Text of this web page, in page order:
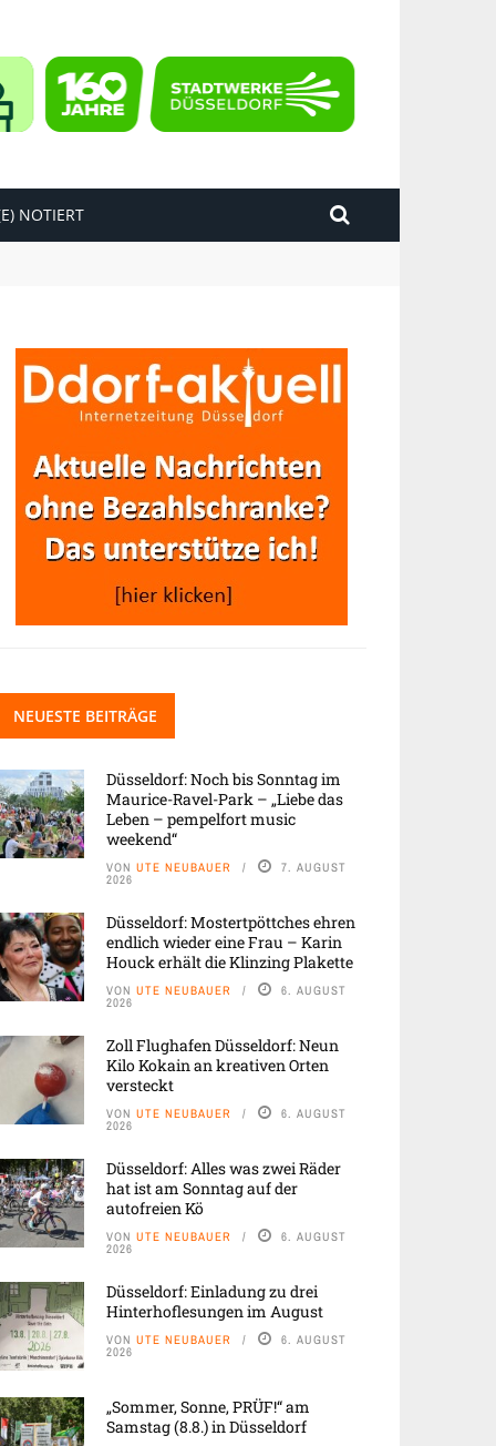
NOTIERT
NEUESTE BEITRÄGE
Düsseldorf: Noch bis Sonntag im
Maurice-Ravel-Park – „Liebe das
Leben – pempelfort music
weekend“
VON UTE NEUBAUER 7. AUGUST
2026
Düsseldorf: Mostertpöttches ehren
endlich wieder eine Frau – Karin
Houck erhält die Klinzing Plakette
VON UTE NEUBAUER 6. AUGUST
2026
Zoll Flughafen Düsseldorf: Neun
Kilo Kokain an kreativen Orten
versteckt
VON UTE NEUBAUER 6. AUGUST
2026
Düsseldorf: Alles was zwei Räder
hat ist am Sonntag auf der
autofreien Kö
VON UTE NEUBAUER 6. AUGUST
2026
Düsseldorf: Einladung zu drei
Hinterhoflesungen im August
VON UTE NEUBAUER 6. AUGUST
2026
„Sommer, Sonne, PRÜF!“ am
Samstag (8.8.) in Düsseldorf